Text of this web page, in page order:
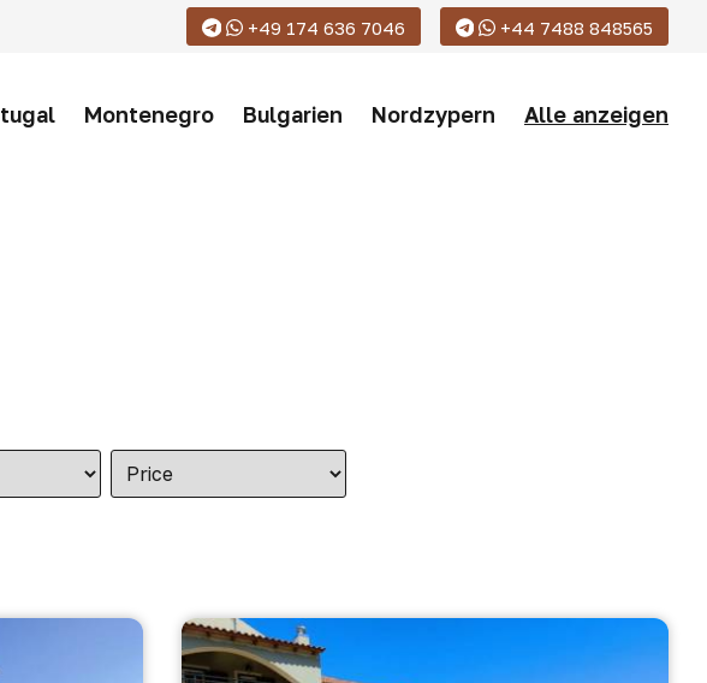
+49 174 636 7046 +44 7488 848565
Montenegro Bulgarien Nordzypern Alle anzeigen